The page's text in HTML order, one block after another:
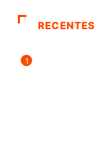
RECENTES
1